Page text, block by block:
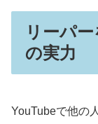
リーパ
の実力
YouTubeで他の